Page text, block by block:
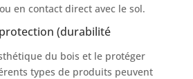
en contact direct avec le sol.
(durabilité
du bois et le protéger
types de produits peuvent